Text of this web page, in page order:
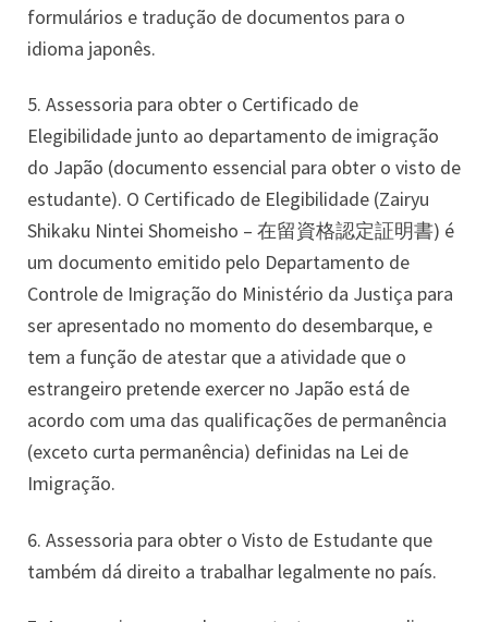
formulários e tradução de documentos para o
idioma japonês.
5. Assessoria para obter o Certificado de
Elegibilidade junto ao departamento de imigração
do Japão (documento essencial para obter o visto de
estudante). O Certificado de Elegibilidade (Zairyu
Shikaku Nintei Shomeisho – 在留資格認定証明書) é
um documento emitido pelo Departamento de
Controle de Imigração do Ministério da Justiça para
ser apresentado no momento do desembarque, e
tem a função de atestar que a atividade que o
estrangeiro pretende exercer no Japão está de
acordo com uma das qualificações de permanência
(exceto curta permanência) definidas na Lei de
Imigração.
6. Assessoria para obter o Visto de Estudante que
também dá direito a trabalhar legalmente no país.